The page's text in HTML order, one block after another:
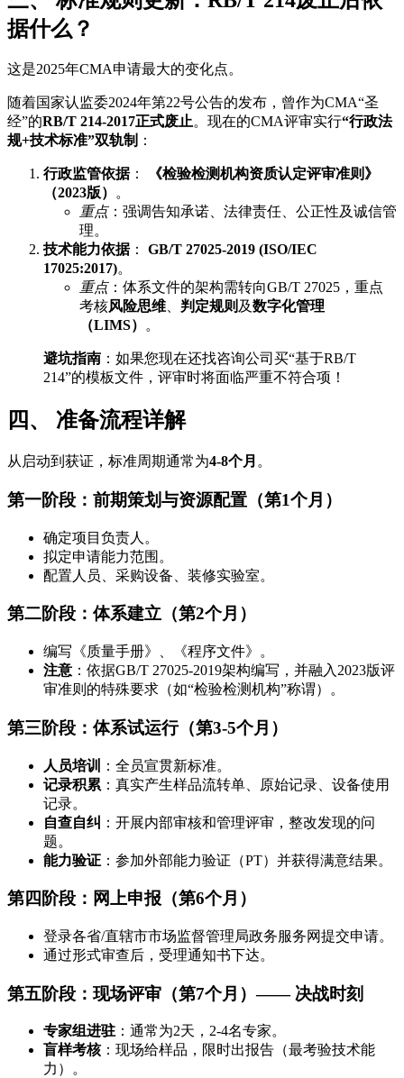
据什么？
这是2025年CMA申请最大的变化点。
随着国家认监委2024年第22号公告的发布，曾作为CMA“圣
经”的RB/T 214-2017正式废止。现在的CMA评审实行“行政法
规+技术标准”双轨制 ：
行政监管依据：
《检验检测机构资质认定评审准则》
（2023版） 。
重点：强调告知承诺、法律责任、公正性及诚信管
理。
技术能力依据： GB/T 27025-2019 (ISO/IEC
17025:2017)。
重点：体系文件的架构需转向GB/T 27025，重点
考核风险思维、 判定规则 及数字化管理
（LIMS） 。
避坑指南 ：如果您现在还找咨询公司买“基于RB/T
214”的模板文件，评审时将面临严重不符合项！
四、 准备流程详解
从启动到获证，标准周期通常为4-8个月 。
第一阶段：前期策划与资源配置（第1个月）
确定项目负责人。
拟定申请能力范围。
配置人员、采购设备、装修实验室。
第二阶段：体系建立（第2个月）
编写《质量手册》、《程序文件》。
注意 ：依据GB/T 27025-2019架构编写，并融入2023版评
审准则的特殊要求（如“检验检测机构”称谓）。
第三阶段：体系试运行（第3-5个月）
人员培训
：全员宣贯新标准。
记录积累 ：真实产生样品流转单、原始记录、设备使用
记录。
自查自纠 ：开展内部审核和管理评审，整改发现的问
题。
能力验证 ：参加外部能力验证（PT）并获得满意结果。
第四阶段：网上申报（第6个月）
登录各省/直辖市市场监督管理局政务服务网提交申请。
通过形式审查后，受理通知书下达。
第五阶段：现场评审（第7个月）—— 决战时刻
专家组进驻：通常为2天，2-4名专家。
盲样考核：现场给样品，限时出报告（最考验技术能
力）。